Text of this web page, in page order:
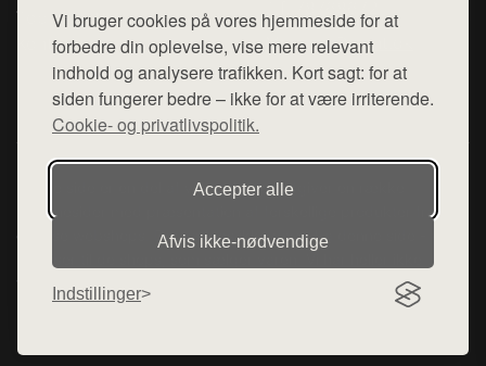
Vi bruger cookies på vores hjemmeside for at
forbedre din oplevelse, vise mere relevant
indhold og analysere trafikken. Kort sagt: for at
siden fungerer bedre – ikke for at være irriterende.
Cookie- og privatlivspolitik.
Accepter alle
Afvis ikke‑nødvendige
Indstillinger
Top Rabatter
Kontakt
Mail: hej@want.dk
Cookie- og privatlivspolitik
Denne side er en del af want.dk, der udgiver en række
hjemmesider med præsentation af forskellige produkter fra
diverse webshops. Der sælges ikke varer fra denne side - vi
henviser til de shops, som sælger varen. Vi har heller ikke
varerne på lager.